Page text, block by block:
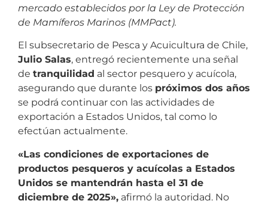
mercado establecidos por la Ley de Protección
de Mamíferos Marinos (MMPact).
El subsecretario de Pesca y Acuicultura de Chile,
Julio Salas, entregó recientemente una señal
de tranquilidad al sector pesquero y acuícola,
asegurando que durante los próximos dos años
se podrá continuar con las actividades de
exportación a Estados Unidos, tal como lo
efectúan actualmente.
«Las condiciones de exportaciones de
productos pesqueros y acuícolas a Estados
Unidos se mantendrán hasta el 31 de
diciembre de 2025», afirmó la autoridad. No